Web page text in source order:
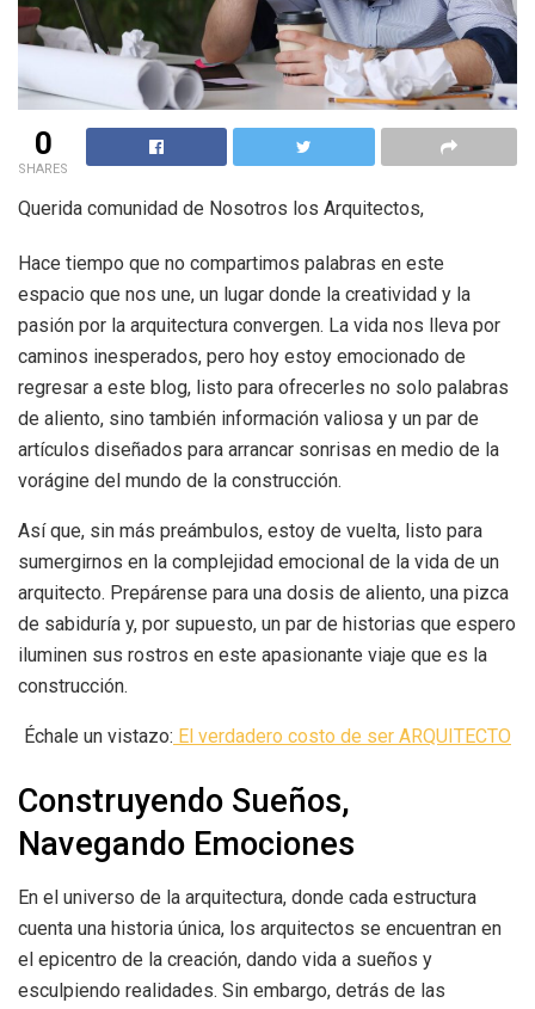
0
SHARES
Querida comunidad de Nosotros los Arquitectos,
Hace tiempo que no compartimos palabras en este
espacio que nos une, un lugar donde la creatividad y la
pasión por la arquitectura convergen. La vida nos lleva por
caminos inesperados, pero hoy estoy emocionado de
regresar a este blog, listo para ofrecerles no solo palabras
de aliento, sino también información valiosa y un par de
artículos diseñados para arrancar sonrisas en medio de la
vorágine del mundo de la construcción.
Así que, sin más preámbulos, estoy de vuelta, listo para
sumergirnos en la complejidad emocional de la vida de un
arquitecto. Prepárense para una dosis de aliento, una pizca
de sabiduría y, por supuesto, un par de historias que espero
iluminen sus rostros en este apasionante viaje que es la
construcción.
Échale un vistazo: El verdadero costo de ser ARQUITECTO
Construyendo Sueños,
Navegando Emociones
En el universo de la arquitectura, donde cada estructura
cuenta una historia única, los arquitectos se encuentran en
el epicentro de la creación, dando vida a sueños y
esculpiendo realidades. Sin embargo, detrás de las